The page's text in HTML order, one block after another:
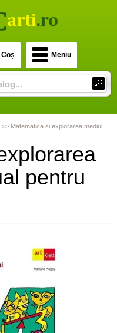
Coș Meniu
>> Matematica si explorarea mediului. Manual pentru clasa II
pentru